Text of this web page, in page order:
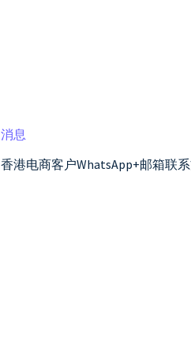
消息
香港电商客户WhatsApp+邮箱联